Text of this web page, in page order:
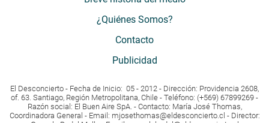
¿Quiénes Somos?
Contacto
Publicidad
El Desconcierto - Fecha de Inicio: 05 - 2012 - Dirección: Providencia 2608,
of. 63. Santiago, Región Metropolitana, Chile - Teléfono: (+569) 67899269 -
Razón social: El Buen Aire SpA. - Contacto: María José Thomas,
Coordinadora General - Email: mjosethomas@eldesconcierto.cl - Director: